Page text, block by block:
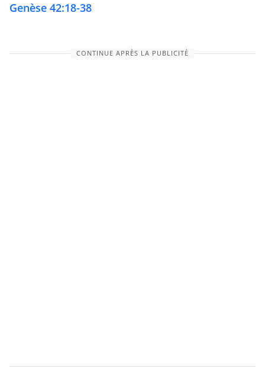
Genèse 42:18-38
CONTINUE APRÈS LA PUBLICITÉ